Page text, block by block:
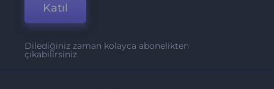
Katıl
Dilediğiniz zaman kolayca abonelikten
çıkabilirsiniz.